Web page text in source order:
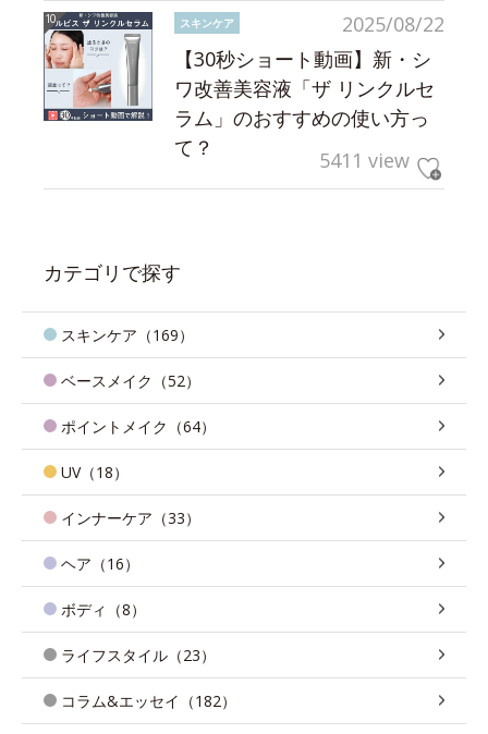
2025/08/22
スキンケア
【30秒ショート動画】新・シ
ワ改善美容液「ザ リンクルセ
ラム」のおすすめの使い方っ
て？
5411 view
カテゴリで探す
スキンケア（169）
ベースメイク（52）
ポイントメイク（64）
UV（18）
インナーケア（33）
ヘア（16）
ボディ（8）
ライフスタイル（23）
コラム&エッセイ（182）